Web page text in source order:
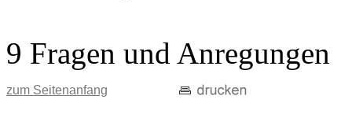
9 Fragen und Anregungen
zum Seitenanfang